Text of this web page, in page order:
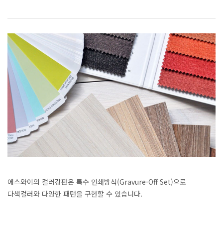
에스와이의 컬러강판은 특수 인쇄방식(Gravure-Off Set)으로
다색컬러와 다양한 패턴을 구현할 수 있습니다.